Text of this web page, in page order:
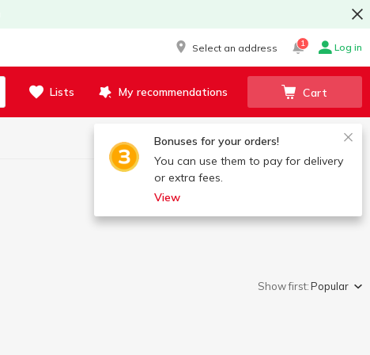
Select an address 1 Log in
Lists My recommendations Cart
Bonuses for your orders!
You can use them to pay for delivery
or extra fees.
View
Show first:Popular